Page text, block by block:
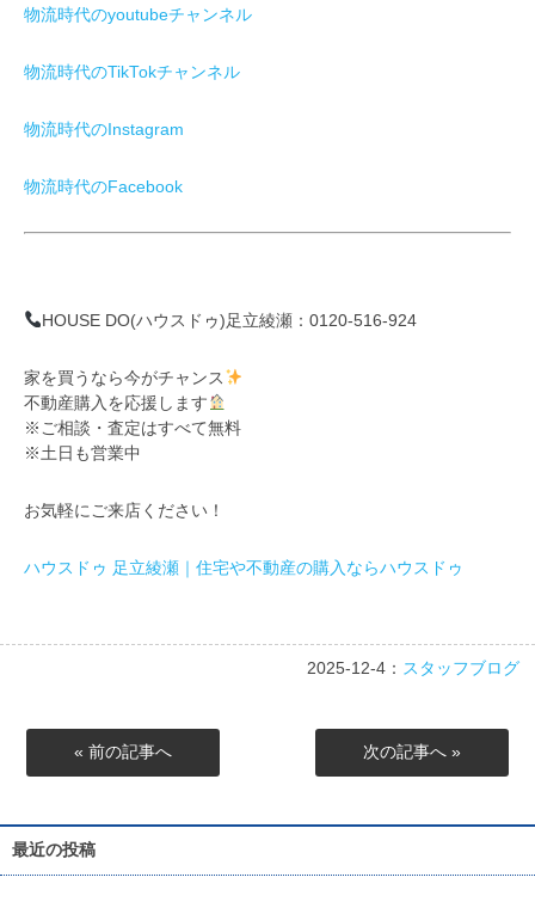
物流時代のyoutubeチャンネル
物流時代のTikTokチャンネル
物流時代のInstagram
物流時代のFacebook
HOUSE DO(ハウスドゥ)足立綾瀬：0120-516-924
家を買うなら今がチャンス
不動産購入を応援します
※ご相談・査定はすべて無料
※土日も営業中
お気軽にご来店ください！
ハウスドゥ 足立綾瀬｜住宅や不動産の購入ならハウスドゥ
2025-12-4： スタッフブログ
« 前の記事へ 次の記事へ »
最近の投稿